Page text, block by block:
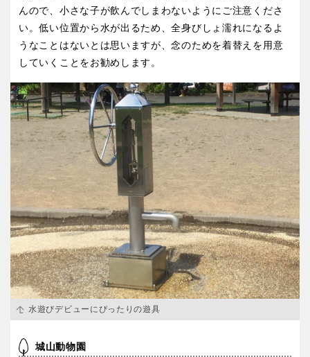
んので、小さな子が飲んでしまわないようにご注意くださ
い。低い位置から水が出るため、全身びしょ濡れになるよ
うなことはないとは思いますが、念のためを着替えを用意
していくことをお勧めします。
水遊びデビューにぴったりの遊具
城山動物園